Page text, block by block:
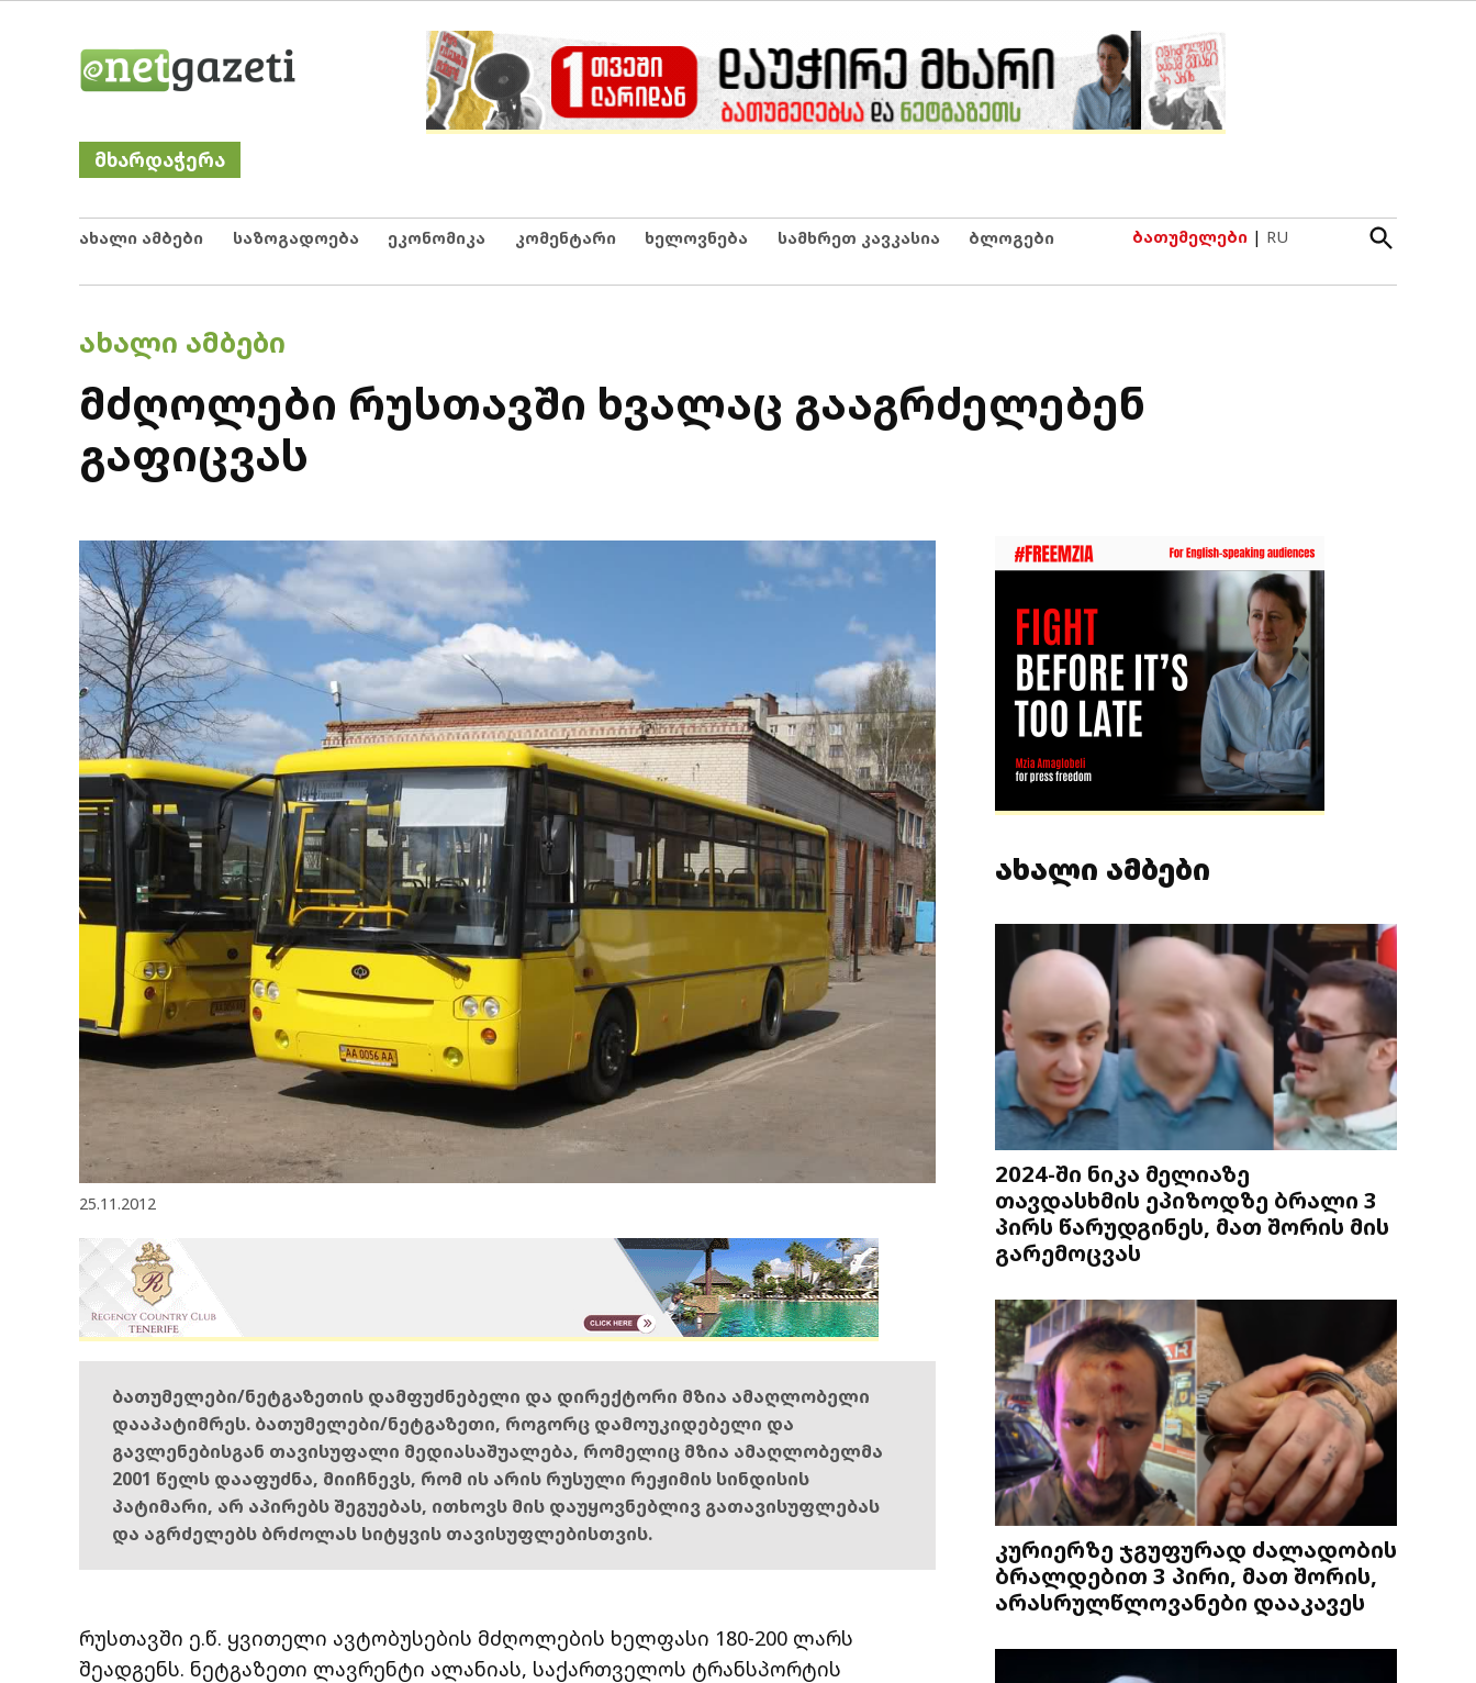
Netgazeti
მხარდაჭერა
ახალი ამბები საზოგადოება ეკონომიკა კომენტარი ხელოვნება სამხრეთ კავკასია ბლოგები ბათუმელები | RU
Open
Search
POSTED
ᲐᲮᲐᲚᲘ ᲐᲛᲑᲔᲑᲘ
მძღოლები რუსთავში ხვალაც გააგრძელებენ
გაფიცვას
25.11.2012
ბათუმელები/ნეტგაზეთის დამფუძნებელი და დირექტორი მზია ამაღლობელი
დააპატიმრეს. ბათუმელები/ნეტგაზეთი, როგორც დამოუკიდებელი და
გავლენებისგან თავისუფალი მედიასაშუალება, რომელიც მზია ამაღლობელმა
2001 წელს დააფუძნა, მიიჩნევს, რომ ის არის რუსული რეჟიმის სინდისის
პატიმარი, არ აპირებს შეგუებას, ითხოვს მის დაუყოვნებლივ გათავისუფლებას
და აგრძელებს ბრძოლას სიტყვის თავისუფლებისთვის.
რუსთავში ე.წ. ყვითელი ავტობუსების მძღოლების ხელფასი 180-200 ლარს
შეადგენს. ნეტგაზეთი ლავრენტი ალანიას, საქართველოს ტრანსპორტის
ახალი ამბები
2024-ში ნიკა მელიაზე
თავდასხმის ეპიზოდზე ბრალი 3
პირს წარუდგინეს, მათ შორის მის
გარემოცვას
კურიერზე ჯგუფურად ძალადობის
ბრალდებით 3 პირი, მათ შორის,
არასრულწლოვანები დააკავეს